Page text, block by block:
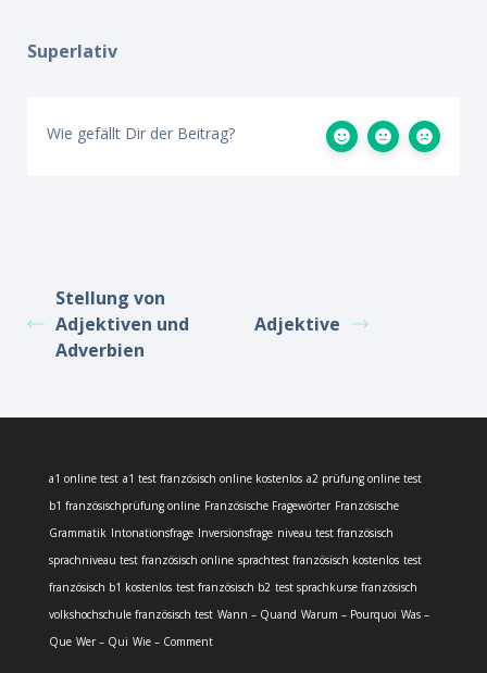
Superlativ
Wie gefällt Dir der Beitrag?
Stellung von
Adjektiven und
Adverbien
Adjektive
a1 online test a1 test französisch online kostenlos a2 prüfung online test
b1 französischprüfung online Französische Fragewörter Französische
Grammatik Intonationsfrage Inversionsfrage niveau test französisch
sprachniveau test französisch online sprachtest französisch kostenlos test
französisch b1 kostenlos test französisch b2 test sprachkurse französisch
volkshochschule französisch test Wann – Quand Warum – Pourquoi Was –
Que Wer – Qui Wie – Comment